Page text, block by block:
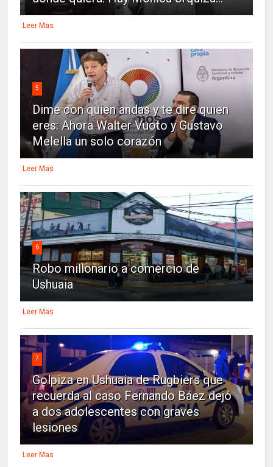
Leer Mas
5
Dime con quien andas y te dire quien
eres: Ahora Walter Vuoto y Gustavo
Melella un solo corazón
Leer Mas
6
Robo millonario a comercio de
Ushuaia
Leer Mas
7
Golpiza en Ushuaia de Rugbiers que
recuerda al caso Fernando Báez dejó
a dos adolescentes con graves
lesiones
Leer Mas